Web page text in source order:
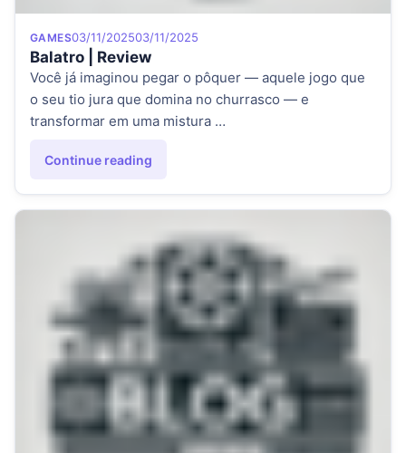
Category
GAMESPosted on
03/11/202503/11/2025
Balatro | Review
Você já imaginou pegar o pôquer — aquele jogo que
o seu tio jura que domina no churrasco — e
transformar em uma mistura …
Continue reading
"Balatro | Review"